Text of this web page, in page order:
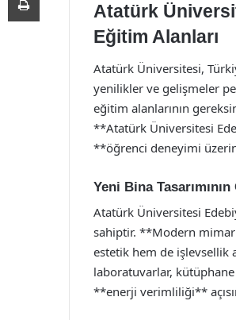
Atatürk
Eğitim Alanları
Atatürk Üniversitesi,
yenilikler ve gelişmeler
eğitim alanlarının
**Atatürk Üniversitesi
**öğrenci deneyimi
Yeni Bina
Atatürk Üniversitesi
sahiptir. **Modern
estetik hem de işlevsellik
laboratuvarlar, kütüphane
**enerji verimliliği**